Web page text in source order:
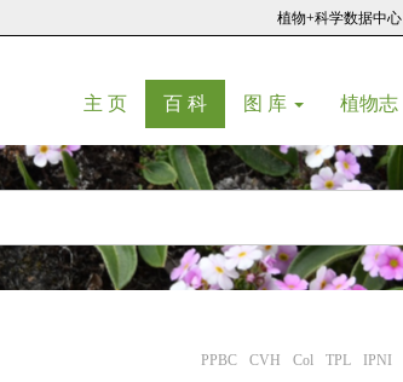
植物+科学数据中心
主 页(current)
百 科(current)
图 库 植物志
PPBC CVH Col TPL IPNI